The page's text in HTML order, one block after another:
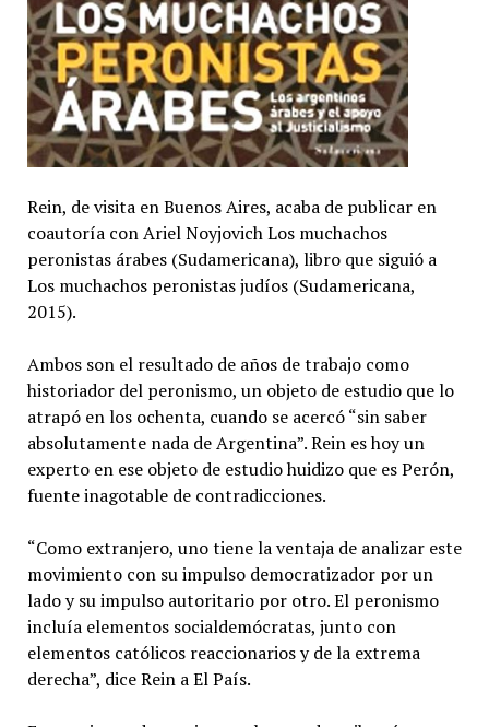
Rein, de visita en Buenos Aires, acaba de publicar en
coautoría con Ariel Noyjovich Los muchachos
peronistas árabes (Sudamericana), libro que siguió a
Los muchachos peronistas judíos (Sudamericana,
2015).
Ambos son el resultado de años de trabajo como
historiador del peronismo, un objeto de estudio que lo
atrapó en los ochenta, cuando se acercó “sin saber
absolutamente nada de Argentina”. Rein es hoy un
experto en ese objeto de estudio huidizo que es Perón,
fuente inagotable de contradicciones.
“Como extranjero, uno tiene la ventaja de analizar este
movimiento con su impulso democratizador por un
lado y su impulso autoritario por otro. El peronismo
incluía elementos socialdemócratas, junto con
elementos católicos reaccionarios y de la extrema
derecha”, dice Rein a El País.